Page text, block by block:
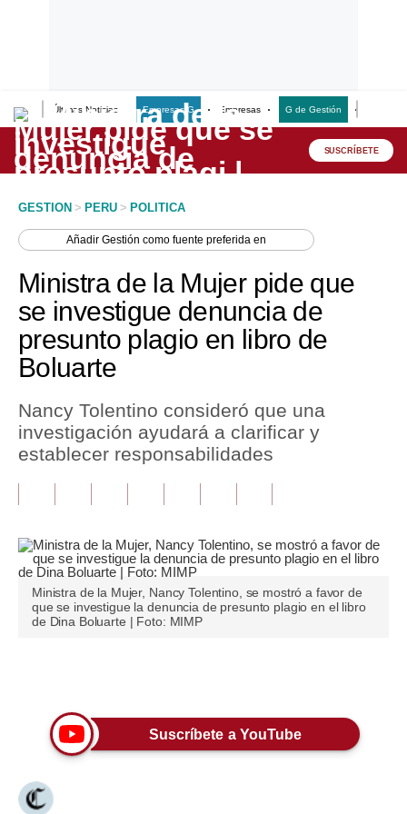
Últimas Noticias Empresas G Empresas G de Gestión
Lo último
Peru Quiosco
Economía
Mercados
Perú
Política
Tu Dinero
Plus G
Opinión
Editorial
Tendencias
Viajes
SUSCRÍBETE
GESTION > PERU > POLITICA
AñadirGestión como fuente preferida en
Ministra de la Mujer pide que
se investigue denuncia de
presunto plagio en libro de
Boluarte
Nancy Tolentino consideró que una
investigación ayudará a clarificar y
establecer responsabilidades
Ministra de la Mujer, Nancy Tolentino, se mostró a favor de
que se investigue la denuncia de presunto plagio en el libro
de Dina Boluarte | Foto: MIMP
Suscríbete a YouTube